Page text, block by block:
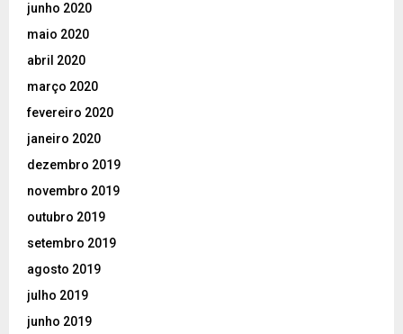
junho 2020
maio 2020
abril 2020
março 2020
fevereiro 2020
janeiro 2020
dezembro 2019
novembro 2019
outubro 2019
setembro 2019
agosto 2019
julho 2019
junho 2019